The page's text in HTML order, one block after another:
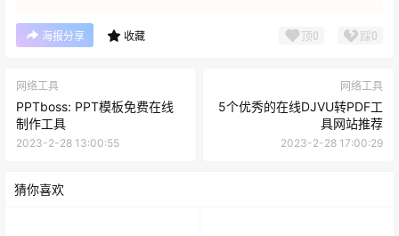
海报分享 收藏 顶0 踩0
网络工具
PPTboss: PPT模板免费在线
制作工具
2023-2-28 13:00:55
网络工具
5个优秀的在线DJVU转PDF工
具网站推荐
2023-2-28 17:00:29
猜你喜欢